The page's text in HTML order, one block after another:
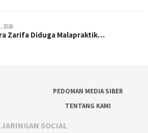
2026
Zarifa Diduga Malapraktik…
PEDOMAN MEDIA SIBER
TENTANG KAMI
JARINGAN SOCIAL